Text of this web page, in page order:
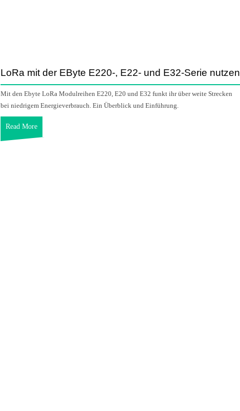
LoRa mit der EByte E220-, E22- und E32-Serie nutzen
Mit den Ebyte LoRa Modulreihen E220, E20 und E32 funkt ihr über weite Strecken
bei niedrigem Energieverbrauch. Ein Überblick und Einführung.
Read More